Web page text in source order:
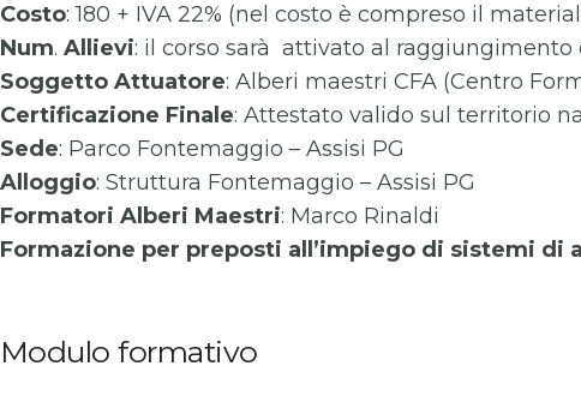
Costo: 180 + IVA 22% (nel costo è compreso il
Num. Allievi: il corso sarà attivato al
Soggetto Attuatore: Alberi maestri CFA (Centro
Certificazione Finale: Attestato valido sul territorio
Sede: Parco Fontemaggio – Assisi PG
Alloggio: Struttura Fontemaggio – Assisi PG
Formatori Alberi Maestri: Marco Rinaldi
Formazione per preposti all’impiego di sistemi
Modulo formativo